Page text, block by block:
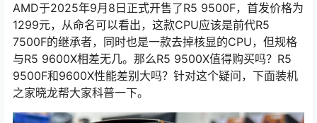
AMD于2025年9月8日正式开售了R5 9500F，首发价格为
1299元，从命名可以看出，这款CPU应该是前代R5
7500F的继承者，同时也是一款去掉核显的CPU，但规格
与R5 9600X相差无几。那么R5 9500X值得购买吗？R5
9500F和9600X性能差别大吗？针对这个疑问，下面装机
之家晓龙帮大家科普一下。